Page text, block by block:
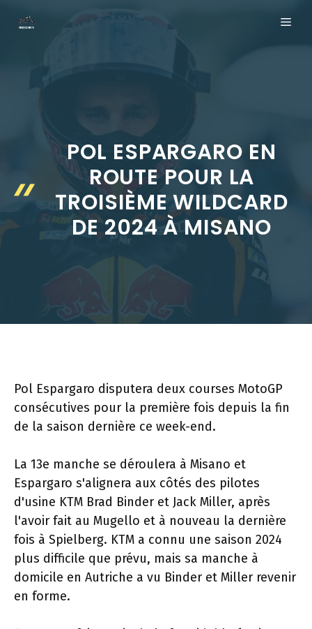
POL ESPARGARO EN
ROUTE POUR LA
TROISIÈME WILDCARD
DE 2024 À MISANO
Pol Espargaro disputera deux courses MotoGP
consécutives pour la première fois depuis la fin
de la saison dernière ce week-end.
La 13e manche se déroulera à Misano et
Espargaro s'alignera aux côtés des pilotes
d'usine KTM Brad Binder et Jack Miller, après
l'avoir fait au Mugello et à nouveau la dernière
fois à Spielberg. KTM a connu une saison 2024
plus difficile que prévu, mais sa manche à
domicile en Autriche a vu Binder et Miller revenir
en forme.